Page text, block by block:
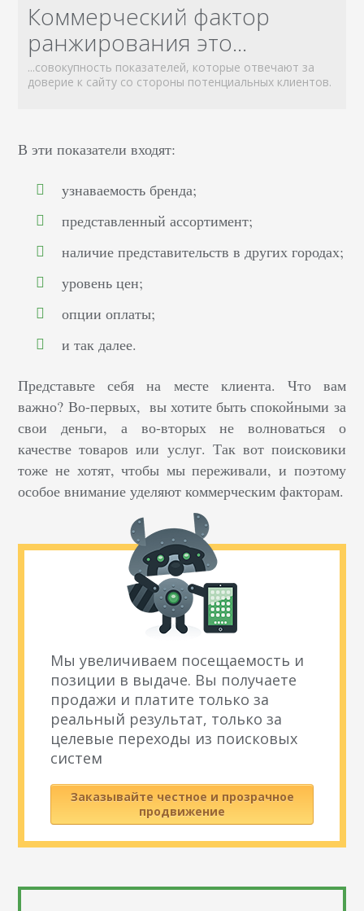
Коммерческий фактор
ранжирования это...
...совокупность показателей, которые отвечают за
доверие к сайту со стороны потенциальных клиентов.
В эти показатели входят:
узнаваемость бренда;
представленный ассортимент;
наличие представительств в других городах;
уровень цен;
опции оплаты;
и так далее.
Представьте себя на месте клиента. Что вам
важно? Во-первых, вы хотите быть спокойными за
свои деньги, а во-вторых не волноваться о
качестве товаров или услуг. Так вот поисковики
тоже не хотят, чтобы мы переживали, и поэтому
особое внимание уделяют коммерческим факторам.
Мы увеличиваем посещаемость и
позиции в выдаче. Вы получаете
продажи и платите только за
реальный результат, только за
целевые переходы из поисковых
систем
Заказывайте честное и прозрачное
продвижение